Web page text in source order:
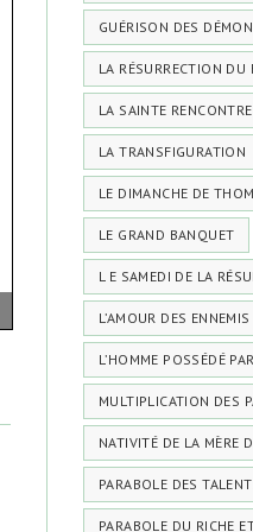
GUÉRISON DES
LA RÉSURRECTION DU
LA SAINTE RENCONTRE
LA TRANSFIGURATION
LE DIMANCHE DE
LE GRAND BANQUET
L E SAMEDI DE LA
L’AMOUR DES ENNEMIS
L’HOMME POSSÉDÉ
MULTIPLICATION DES
NATIVITÉ DE LA MÈRE
PARABOLE DES
PARABOLE DU RICHE